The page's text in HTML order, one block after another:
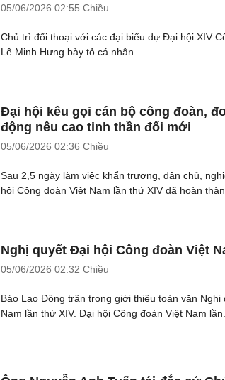
05/06/2026 02:55 Chiều
Chủ trì đối thoại với các đại biểu dự Đại hội XIV
Lê Minh Hưng bày tỏ cá nhân...
Đại hội kêu gọi cán bộ công đoàn,
động nêu cao tinh thần đổi mới
05/06/2026 02:36 Chiều
Sau 2,5 ngày làm việc khẩn trương, dân chủ,
hội Công đoàn Việt Nam lần thứ XIV đã hoàn
Nghị quyết Đại hội Công đoàn Việt
05/06/2026 02:32 Chiều
Báo Lao Động trân trọng giới thiệu toàn văn
Nam lần thứ XIV. Đại hội Công đoàn Việt Nam lần...